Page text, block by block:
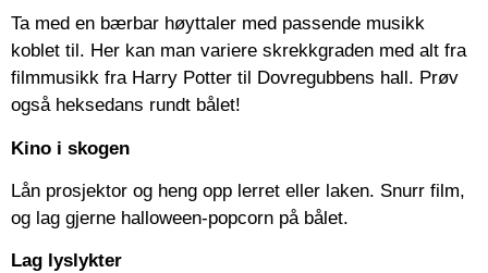
Ta med en bærbar høyttaler med passende musikk
koblet til. Her kan man variere skrekkgraden med alt fra
filmmusikk fra Harry Potter til Dovregubbens hall. Prøv
også heksedans rundt bålet!
Kino i skogen
Lån prosjektor og heng opp lerret eller laken. Snurr film,
og lag gjerne halloween-popcorn på bålet.
Lag lyslykter